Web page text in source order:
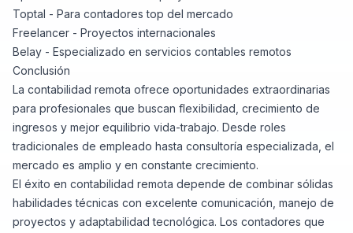
Toptal - Para contadores top del mercado
Freelancer - Proyectos internacionales
Belay - Especializado en servicios contables remotos
Conclusión
La contabilidad remota ofrece oportunidades extraordinarias
para profesionales que buscan flexibilidad, crecimiento de
ingresos y mejor equilibrio vida-trabajo. Desde roles
tradicionales de empleado hasta consultoría especializada, el
mercado es amplio y en constante crecimiento.
El éxito en contabilidad remota depende de combinar sólidas
habilidades técnicas con excelente comunicación, manejo de
proyectos y adaptabilidad tecnológica. Los contadores que